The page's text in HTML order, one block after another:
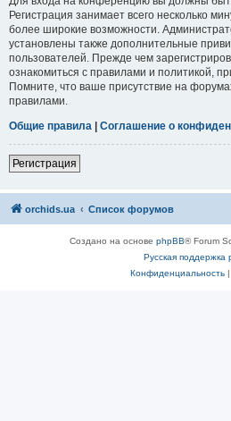
Регистрация занимает всего несколько
более широкие возможности.
установлены также дополнительные
пользователей. Прежде чем
ознакомиться с правилами и политикой,
Помните, что ваше присутствие на
правилами.
Общие правила | Соглашение о
Регистрация
orchids.ua Список форумов
Создано на основе phpBB® Forum
Русская поддержка
Конфиденциальность|